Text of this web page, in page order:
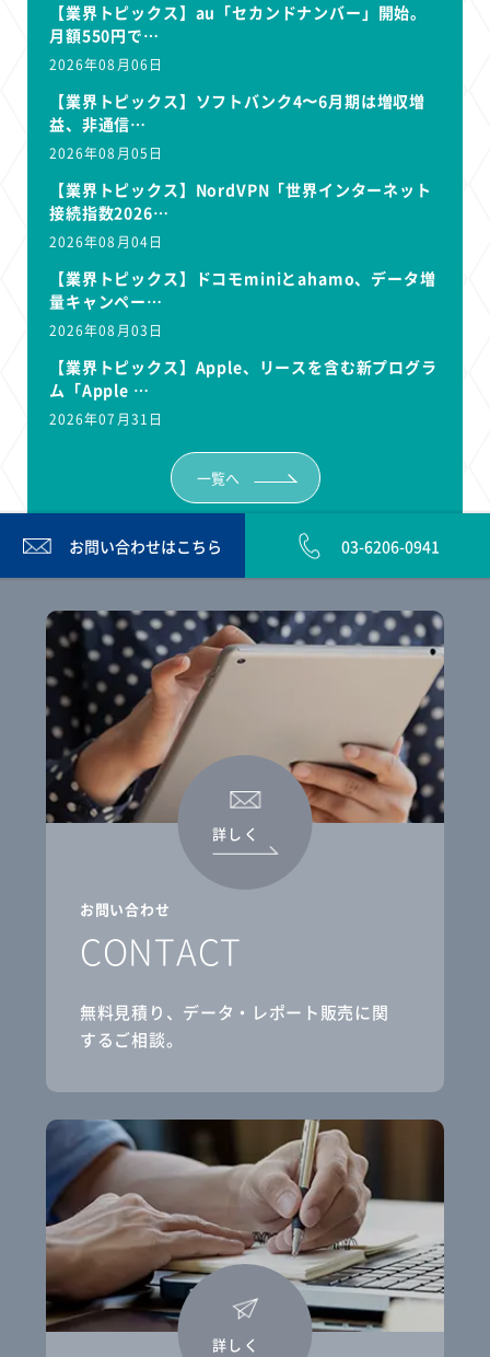
【業界トピックス】au「セカンドナンバー」開始。
月額550円で…
2026年08月06日
【業界トピックス】ソフトバンク4〜6月期は増収増
益、非通信…
2026年08月05日
【業界トピックス】NordVPN「世界インターネット
接続指数2026…
2026年08月04日
【業界トピックス】ドコモminiとahamo、データ増
量キャンペー…
2026年08月03日
【業界トピックス】Apple、リースを含む新プログラ
ム「Apple …
2026年07月31日
一覧へ
お問い合わせはこちら 03-6206-0941
お問い合わせ
CONTACT
無料見積り、データ・レポート販売に関
するご相談。
詳しく
詳しく